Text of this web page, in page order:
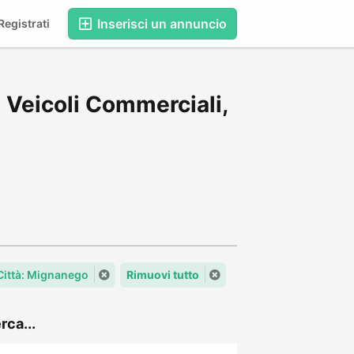
Inserisci un annuncio
Commerciali,
Mignanego Rimuovi tutto